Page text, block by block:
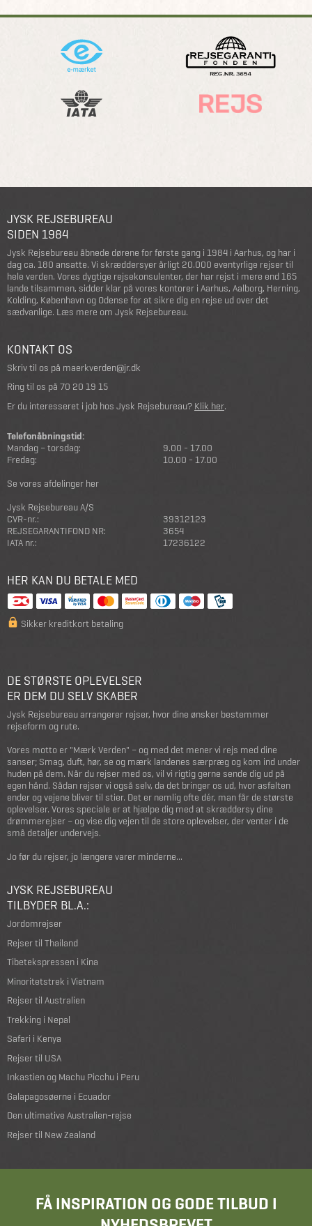
JYSK REJSEBUREAU
SIDEN 1984
Jysk Rejsebureau åbnede dørene for første gang i 1984 i Aarhus, og har i
dag ca. 180 ansatte. Vi skræddersyer årligt 20.000 eventyrlige rejser til
hele verden. Vores dygtige rejsekonsulenter, der har rejst i mere end 165
lande tilsammen, sidder klar på vores kontorer i Aarhus, Aalborg, Herning,
Kolding, København og Odense for at sikre dig en rejse ud over det
sædvanlige. Læs mere om Jysk Rejsebureau.
KONTAKT OS
Skriv til os på maerkverden@jr.dk
Ring til os på 70 20 19 15
Er du interesseret i job hos Jysk Rejsebureau? Klik her.
Telefonåbningstid:
Mandag – torsdag:
9.00 - 17.00
Fredag:
10.00 - 17.00
Se vores afdelinger her
Jysk Rejsebureau A/S
CVR-nr.:
39312123
REJSEGARANTIFOND NR:
3654
IATA nr.:
17236122
HER KAN DU BETALE MED
Sikker kreditkort betaling
DE STØRSTE OPLEVELSER
ER DEM DU SELV SKABER
Jysk Rejsebureau arrangerer rejser, hvor dine ønsker bestemmer
rejseform og rute.
Vores motto er "Mærk Verden" – og med det mener vi rejs med dine
sanser; Smag, duft, hør, se og mærk landenes særpræg og kom ind under
huden på dem. Når du rejser med os, vil vi rigtig gerne sende dig ud på
egen hånd. Sådan rejser vi også selv, da det bringer os ud, hvor asfalten
ender og vejene bliver til stier. Det er nemlig ofte dér, man får de største
oplevelser. Vores speciale er at hjælpe dig med at skræddersy dine
drømmerejser – og vise dig vejen til de store oplevelser, der venter i de
små detaljer undervejs.
Jo før du rejser, jo længere varer minderne...
JYSK REJSEBUREAU
TILBYDER BL.A.:
Jordomrejser
Rejser til Thailand
Tibetekspressen i Kina
Minoritetstrek i Vietnam
Rejser til Australien
Trekking i Nepal
Safari i Kenya
Rejser til USA
Inkastien og Machu Picchu i Peru
Galapagosøerne i Ecuador
Den ultimative Australien-rejse
Rejser til New Zealand
FÅ INSPIRATION OG GODE TILBUD I